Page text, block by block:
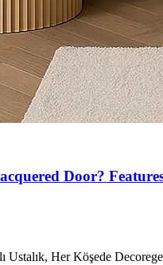
Door?
Ustalık, Her Köşede Decorege